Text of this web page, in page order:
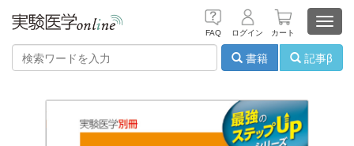
FAQ ログイン カート
書籍
記事β